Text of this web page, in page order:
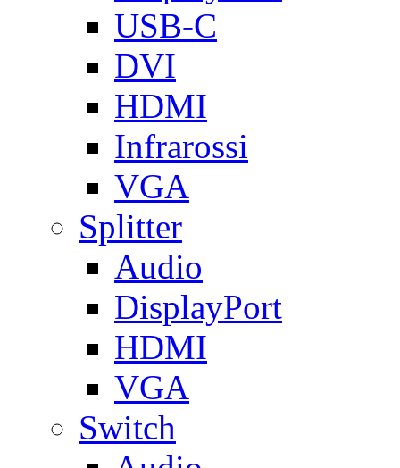
USB-C
DVI
HDMI
Infrarossi
VGA
Splitter
Audio
DisplayPort
HDMI
VGA
Switch